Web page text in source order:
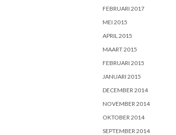
FEBRUARI 2017
MEI 2015
APRIL 2015
MAART 2015
FEBRUARI 2015
JANUARI 2015
DECEMBER 2014
NOVEMBER 2014
OKTOBER 2014
SEPTEMBER 2014